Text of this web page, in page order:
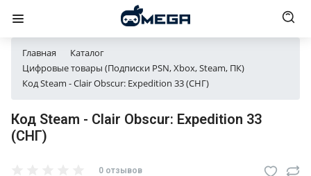
Главная
Каталог
Цифровые товары (Подписки PSN, Xbox, Steam, ПК)
Код Steam - Clair Obscur: Expedition 33 (СНГ)
Код Steam - Clair Obscur: Expedition 33
(СНГ)
0 отзывов